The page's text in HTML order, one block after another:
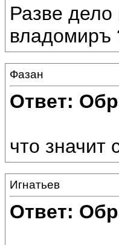
Разве дело
владомиръ
Фазан
Ответ:
что значит
Игнатьев
Ответ: